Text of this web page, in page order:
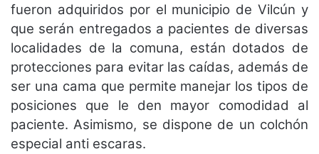
fueron adquiridos por el municipio de Vilcún y
que serán entregados a pacientes de diversas
localidades de la comuna, están dotados de
protecciones para evitar las caídas, además de
ser una cama que permite manejar los tipos de
posiciones que le den mayor comodidad al
paciente. Asimismo, se dispone de un colchón
especial anti escaras.